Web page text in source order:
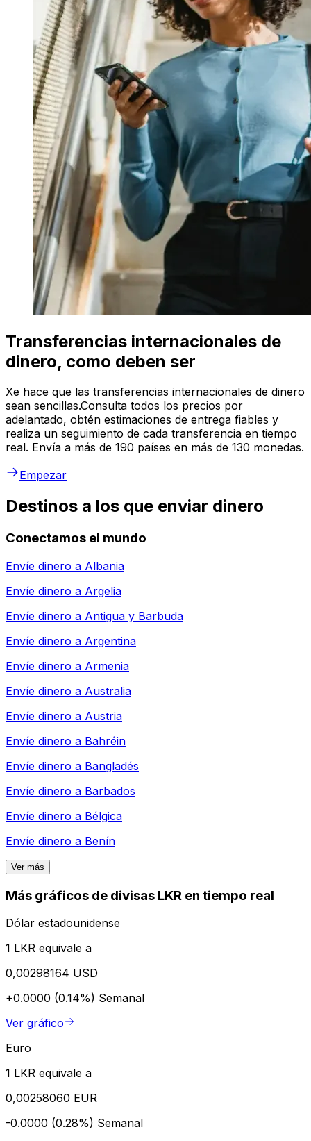
Transferencias internacionales de
dinero, como deben ser
Xe hace que las transferencias internacionales de dinero
sean sencillas.Consulta todos los precios por
adelantado, obtén estimaciones de entrega fiables y
realiza un seguimiento de cada transferencia en tiempo
real. Envía a más de 190 países en más de 130 monedas.
Empezar
Destinos a los que enviar dinero
Conectamos el mundo
Envíe dinero a Albania
Envíe dinero a Argelia
Envíe dinero a Antigua y Barbuda
Envíe dinero a Argentina
Envíe dinero a Armenia
Envíe dinero a Australia
Envíe dinero a Austria
Envíe dinero a Bahréin
Envíe dinero a Bangladés
Envíe dinero a Barbados
Envíe dinero a Bélgica
Envíe dinero a Benín
Ver más
Más gráficos de divisas LKR en tiempo real
Dólar estadounidense
1 LKR equivale a
0,00298164 USD
+0.0000 (0.14%) Semanal
Ver gráfico
Euro
1 LKR equivale a
0,00258060 EUR
-0.0000 (0.28%) Semanal